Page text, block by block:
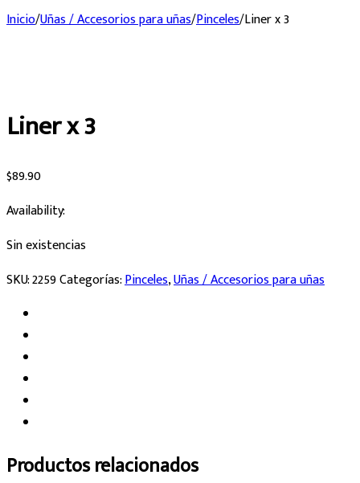
Inicio/Uñas / Accesorios para uñas/Pinceles/Liner x 3
Liner x 3
$89.90
Availability:
Sin existencias
SKU:2259Categorías:Pinceles,Uñas / Accesorios para uñas
Productos relacionados